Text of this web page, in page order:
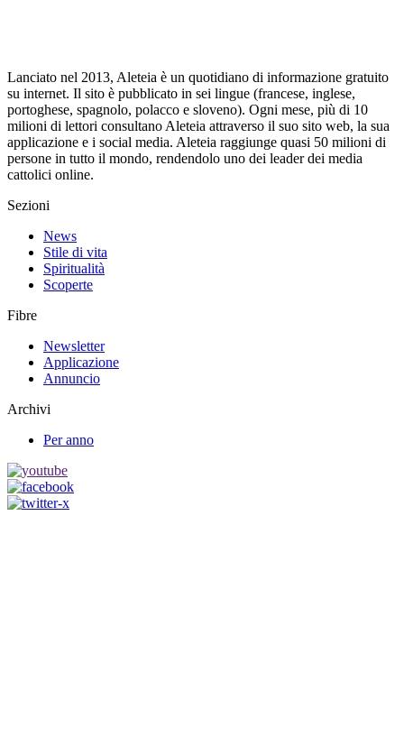
Lanciato nel 2013, Aleteia è un quotidiano di informazione gratuito
su internet. Il sito è pubblicato in sei lingue (francese, inglese,
portoghese, spagnolo, polacco e sloveno). Ogni mese, più di 10
milioni di lettori consultano Aleteia attraverso il suo sito web, la sua
applicazione e i social media. Aleteia raggiunge quasi 50 milioni di
persone in tutto il mondo, rendendolo uno dei leader dei media
cattolici online.
Sezioni
News
Stile di vita
Spiritualità
Scoperte
Fibre
Newsletter
Applicazione
Annuncio
Archivi
Per anno